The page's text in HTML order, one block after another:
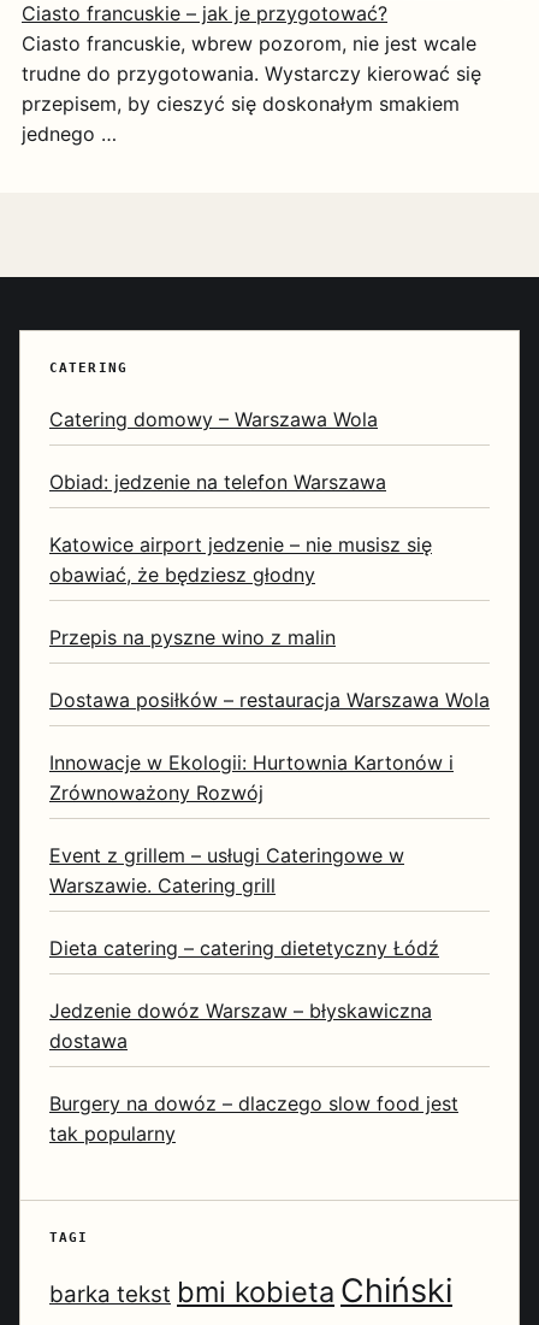
Ciasto francuskie – jak je przygotować?
Ciasto francuskie, wbrew pozorom, nie jest wcale
trudne do przygotowania. Wystarczy kierować się
przepisem, by cieszyć się doskonałym smakiem
jednego …
CATERING
Catering domowy – Warszawa Wola
Obiad: jedzenie na telefon Warszawa
Katowice airport jedzenie – nie musisz się
obawiać, że będziesz głodny
Przepis na pyszne wino z malin
Dostawa posiłków – restauracja Warszawa Wola
Innowacje w Ekologii: Hurtownia Kartonów i
Zrównoważony Rozwój
Event z grillem – usługi Cateringowe w
Warszawie. Catering grill
Dieta catering – catering dietetyczny Łódź
Jedzenie dowóz Warszaw – błyskawiczna
dostawa
Burgery na dowóz – dlaczego slow food jest
tak popularny
TAGI
barka tekst bmi kobieta Chiński